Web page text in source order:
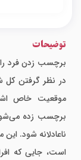
توضیحات
برچسب زدن فرد
در نظر گرفتن
موقعیت خاص
برچسب زده
ناعادلانه شود.
است، جایی که